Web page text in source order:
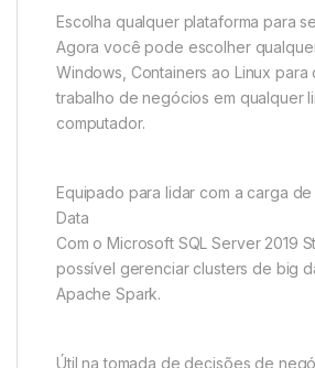
Escolha qualquer plataforma para
Agora você pode escolher
Windows, Containers ao Linux para
trabalho de negócios em qualquer
computador.
Equipado para lidar com a carga
Data
Com o Microsoft SQL Server 2019
possível gerenciar clusters de big
Apache Spark.
Útil na tomada de decisões de